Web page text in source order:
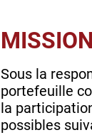
Sous la
portefeuille
la
possibles